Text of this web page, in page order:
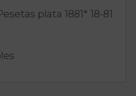
plata 1881* 18-81